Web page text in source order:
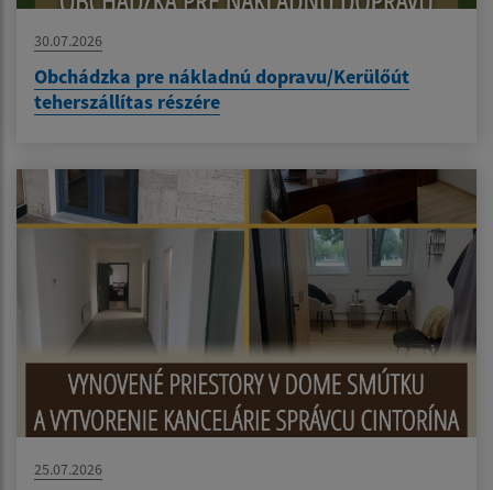
30.07.2026
Obchádzka pre nákladnú dopravu/Kerülőút
teherszállítas részére
25.07.2026